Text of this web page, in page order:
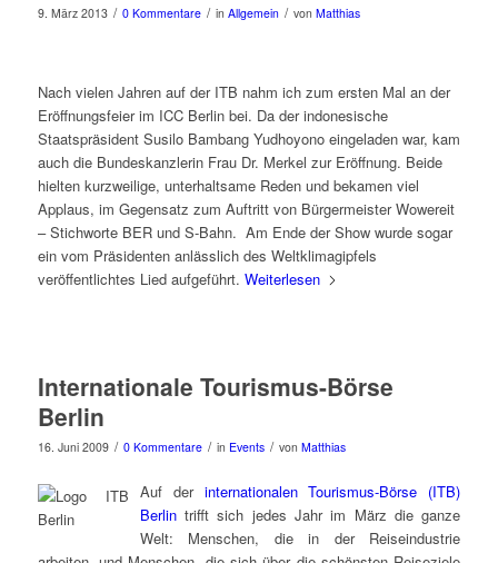
9. März 2013 / 0 Kommentare / in Allgemein / von Matthias
Nach vielen Jahren auf der ITB nahm ich zum ersten Mal an der
Eröffnungsfeier im ICC Berlin bei. Da der indonesische
Staatspräsident Susilo Bambang Yudhoyono eingeladen war, kam
auch die Bundeskanzlerin Frau Dr. Merkel zur Eröffnung. Beide
hielten kurzweilige, unterhaltsame Reden und bekamen viel
Applaus, im Gegensatz zum Auftritt von Bürgermeister Wowereit
– Stichworte BER und S-Bahn. Am Ende der Show wurde sogar
ein vom Präsidenten anlässlich des Weltklimagipfels
veröffentlichtes Lied aufgeführt. Weiterlesen
Internationale Tourismus-Börse
Berlin
16. Juni 2009 / 0 Kommentare / in Events / von Matthias
Auf der internationalen Tourismus-Börse (ITB)
Berlintrifft sich jedes Jahr im März die ganze
Welt: Menschen, die in der Reiseindustrie